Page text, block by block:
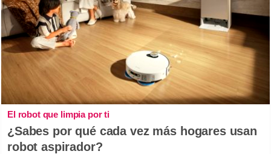
El robot que limpia por ti
¿Sabes por qué cada vez más hogares usan
robot aspirador?